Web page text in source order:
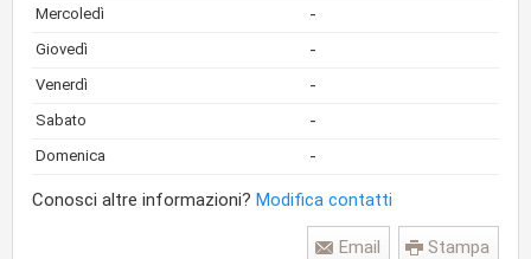
Mercoledì -
Giovedì -
Venerdì -
Sabato -
Domenica -
Conosci altre informazioni? Modifica contatti
Stampa
Email